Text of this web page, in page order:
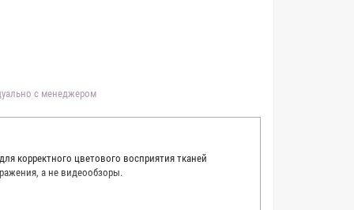
с менеджером
корректного цветового восприятия тканей
а не видеообзоры.